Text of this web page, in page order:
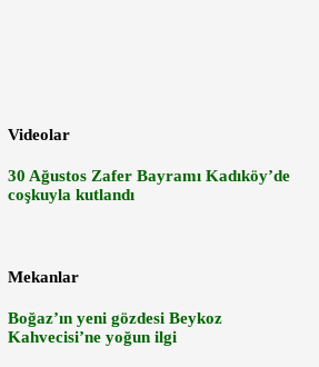
Videolar
30 Ağustos Zafer Bayramı Kadıköy’de
coşkuyla kutlandı
Mekanlar
Boğaz’ın yeni gözdesi Beykoz
Kahvecisi’ne yoğun ilgi